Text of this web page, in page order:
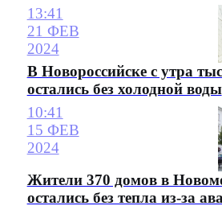
13:41
21 ФЕВ
2024
В Новороссийске с утра
остались без холодной воды
10:41
15 ФЕВ
2024
Жители 370 домов в
остались без тепла из-за